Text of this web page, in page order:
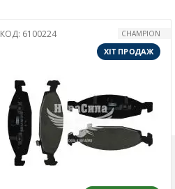
КОД: 6100050
REMSA
ХІТ ПРОДАЖ